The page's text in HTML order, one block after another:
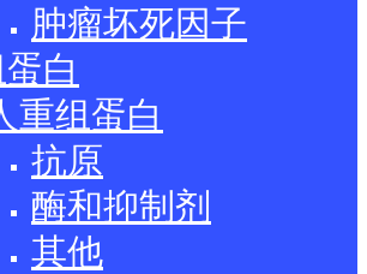
肿瘤坏死因子
白
重组蛋白
抗原
酶和抑制剂
其他